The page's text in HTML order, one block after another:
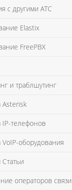
с другими АТС
Elastix
FreePBX
и траблшутинг
Asterisk
IP-телефонов
VoIP-оборудования
операторов связи